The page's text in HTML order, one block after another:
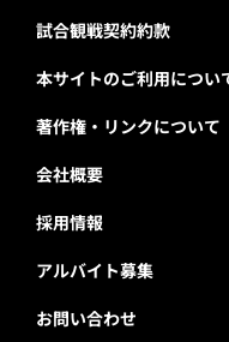
試合観戦契約約款
本サイトのご利用につい
著作権・リンクについて
会社概要
採用情報
アルバイト募集
お問い合わせ